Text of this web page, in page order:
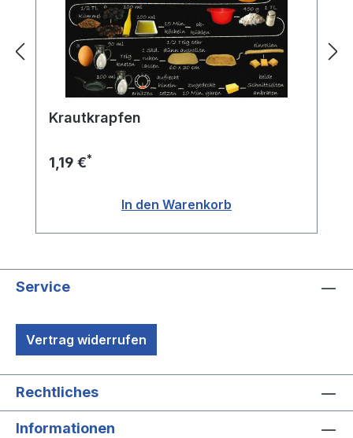
Krautkrapfen
1,19 €*
In den Warenkorb
Service
Vertrag widerrufen
Rechtliches
Informationen